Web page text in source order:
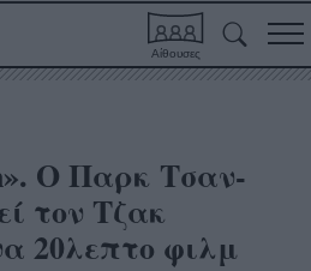
Αίθουσες
O Παρκ Τσαν-
τον Τζακ
20λεπτο φιλμ